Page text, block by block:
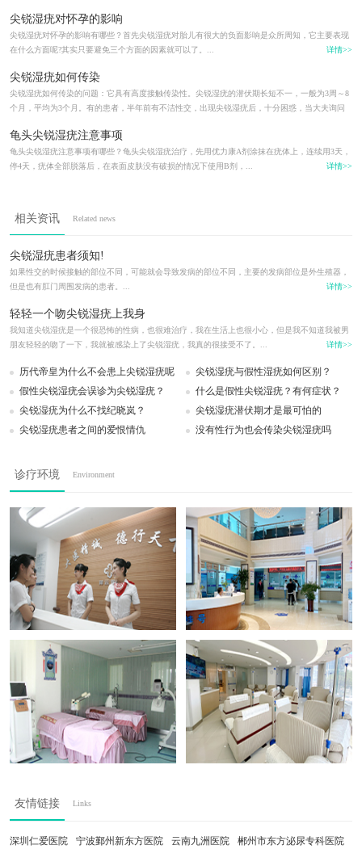
尖锐湿疣对怀孕的影响
尖锐湿疣对怀孕的影响有哪些？首先尖锐湿疣对胎儿有很大的负面影响是众所周知，它主要表现
在什么方面呢?其实只要避免三个方面的因素就可以了。...
详情>>
尖锐湿疣如何传染
尖锐湿疣如何传染的问题：它具有高度接触传染性。尖锐湿疣的潜伏期长短不一，一般为3周～8
个月，平均为3个月。有的患者，半年前有不洁性交，出现尖锐湿疣后，十分困惑，当大夫询问
龟头尖锐湿疣注意事项
龟头尖锐湿疣注意事项有哪些？龟头尖锐湿疣治疗，先用优力康A剂涂抹在疣体上，连续用3天，
停4天，疣体全部脱落后，在表面皮肤没有破损的情况下使用B剂，...
详情>>
相关资讯 Related news
尖锐湿疣患者须知!
如果性交的时候接触的部位不同，可能就会导致发病的部位不同，主要的发病部位是外生殖器，
但是也有肛门周围发病的患者。...
详情>>
轻轻一个吻尖锐湿疣上我身
我知道尖锐湿疣是一个很恐怖的性病，也很难治疗，我在生活上也很小心，但是我不知道我被男
朋友轻轻的吻了一下，我就被感染上了尖锐湿疣，我真的很接受不了。...
详情>>
历代帝皇为什么不会患上尖锐湿疣呢
尖锐湿疣与假性湿疣如何区别？
假性尖锐湿疣会误诊为尖锐湿疣？
什么是假性尖锐湿疣？有何症状？
尖锐湿疣为什么不找纪晓岚？
尖锐湿疣潜伏期才是最可怕的
尖锐湿疣患者之间的爱恨情仇
没有性行为也会传染尖锐湿疣吗
诊疗环境 Environment
友情链接 Links
深圳仁爱医院 宁波鄞州新东方医院 云南九洲医院 郴州市东方泌尿专科医院